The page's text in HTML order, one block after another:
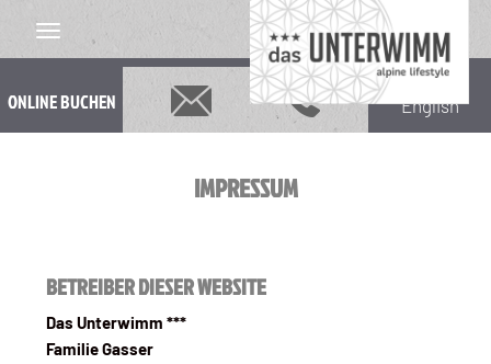
ONLINE BUCHEN English
IMPRESSUM
BETREIBER DIESER WEBSITE
Das Unterwimm ***
Familie Gasser